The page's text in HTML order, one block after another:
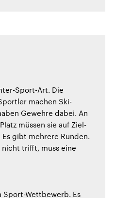
Sport-Art. Die
machen Ski-
Gewehre dabei. An
müssen sie auf Ziel-
gibt mehrere Runden.
trifft, muss eine
Sport-Wettbewerb. Es